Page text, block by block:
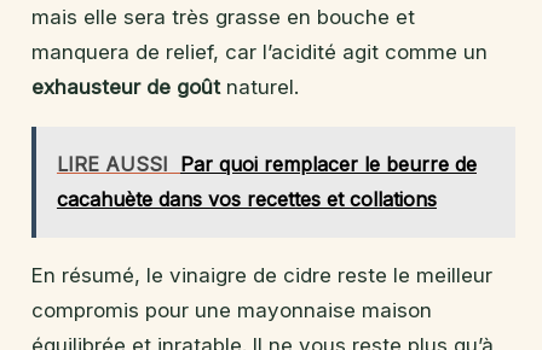
mais elle sera très grasse en bouche et
manquera de relief, car l’acidité agit comme un
exhausteur de goûtnaturel.
LIRE AUSSI Par quoi remplacer le beurre de
cacahuète dans vos recettes et collations
En résumé, le vinaigre de cidre reste le meilleur
compromis pour une mayonnaise maison
équilibrée et inratable. Il ne vous reste plus qu’à